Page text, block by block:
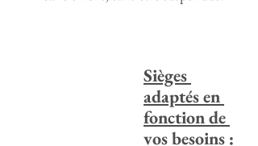
Sièges
adaptés en
fonction de
vos besoins :